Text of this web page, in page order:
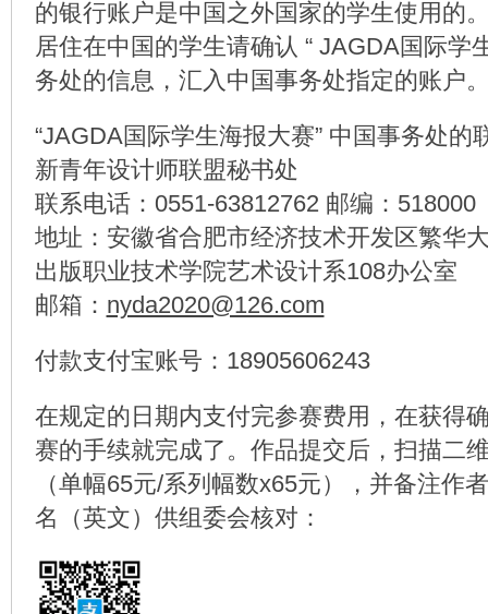
的银行账户是中国之外国家的学生使用的
居住在中国的学生请确认 “ JAGDA国际学
务处的信息，汇入中国事务处指定的账户
“JAGDA国际学生海报大赛” 中国事务处的
新青年设计师联盟秘书处
联系电话：0551-63812762 邮编：518000
地址：安徽省合肥市经济技术开发区繁华
出版职业技术学院艺术设计系108办公室
邮箱： nyda2020@126.com
付款支付宝账号：18905606243
在规定的日期内支付完参赛费用，在获得
赛的手续就完成了。作品提交后，扫描二
（单幅65元/系列幅数x65元），并备注作
名（英文）供组委会核对：